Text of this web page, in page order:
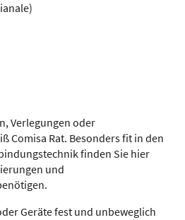
Verlegungen oder
Comisa Rat. Besonders fit in den
finden Sie hier
und
Geräte fest und unbeweglich